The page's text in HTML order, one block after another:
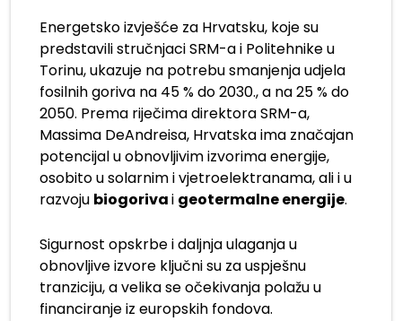
Energetsko izvješće za Hrvatsku, koje su
predstavili stručnjaci SRM-a i Politehnike u
Torinu, ukazuje na potrebu smanjenja udjela
fosilnih goriva na 45 % do 2030., a na 25 % do
2050. Prema riječima direktora SRM-a,
Massima DeAndreisa, Hrvatska ima značajan
potencijal u obnovljivim izvorima energije,
osobito u solarnim i vjetroelektranama, ali i u
razvoju biogorivai geotermalne energije.
Sigurnost opskrbe i daljnja ulaganja u
obnovljive izvore ključni su za uspješnu
tranziciju, a velika se očekivanja polažu u
financiranje iz europskih fondova.